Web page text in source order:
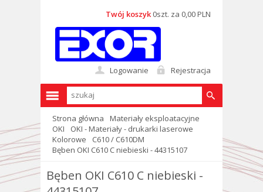
Logowanie Rejestracja
Twój koszyk 0szt. za 0,00 PLN
Strona główna
Materiały eksploatacyjne
OKI
OKI - Materiały - drukarki laserowe
Kolorowe
C610 / C610DM
Bęben OKI C610 C niebieski - 44315107
Bęben OKI C610 C niebieski -